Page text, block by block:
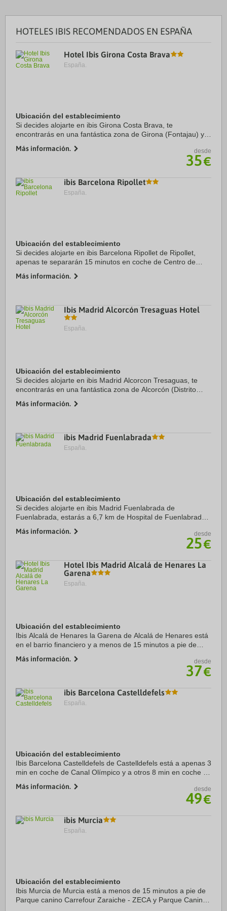
HOTELES IBIS RECOMENDADOS EN ESPAÑA
Hotel Ibis Girona Costa Brava
España.
Ubicación del establecimiento
Si decides alojarte en ibis Girona Costa Brava, te
encontrarás en una fantástica zona de Girona (Fontajau) y
y Auditorium Jardins del Castell. ...
Más información. desde
35€
ibis Barcelona Ripollet
España.
Ubicación del establecimiento
Si decides alojarte en ibis Barcelona Ripollet de Ripollet,
apenas te separarán 15 minutos en coche de Centro de
Cataluña. Además, este hotel se ...
Más información.
Ibis Madrid Alcorcón Tresaguas Hotel
España.
Ubicación del establecimiento
Si decides alojarte en ibis Madrid Alcorcon Tresaguas, te
encontrarás en una fantástica zona de Alcorcón (Distrito
Vía y Casa de Campo. Además, este ...
Más información.
ibis Madrid Fuenlabrada
España.
Ubicación del establecimiento
Si decides alojarte en ibis Madrid Fuenlabrada de
Fuenlabrada, estarás a 6,7 km de Hospital de Fuenlabrada y
encuentra a 20,1 km de Puerta del Sol y a 20,3 ...
Más información. desde
25€
Hotel Ibis Madrid Alcalá de Henares La
Garena
España.
Ubicación del establecimiento
Ibis Alcalá de Henares la Garena de Alcalá de Henares está
en el barrio financiero y a menos de 15 minutos a pie de
Foro romano de Complutum. ...
Más información. desde
37€
ibis Barcelona Castelldefels
España.
Ubicación del establecimiento
Ibis Barcelona Castelldefels de Castelldefels está a apenas 3
min en coche de Canal Olímpico y a otros 8 min en coche de
encuentra a 15 km de ...
Más información. desde
49€
ibis Murcia
España.
Ubicación del establecimiento
Ibis Murcia de Murcia está a menos de 15 minutos a pie de
Parque canino Carrefour Zaraiche - ZECA y Parque Canino